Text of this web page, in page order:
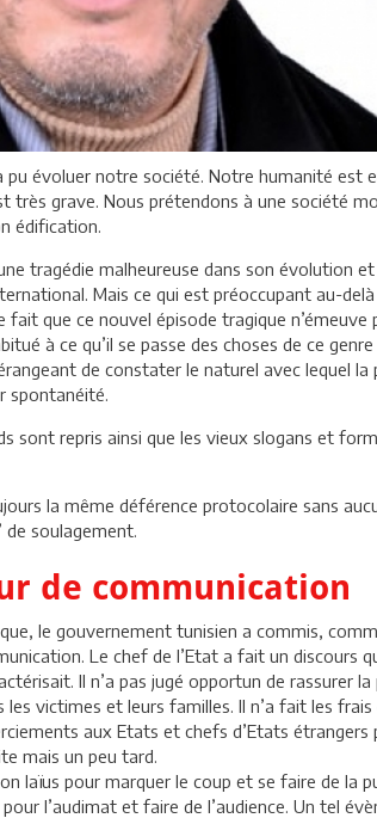
évoluer notre société. Notre humanité est
très grave. Nous prétendons à une société
édification.
tragédie malheureuse dans son évolution
Mais ce qui est préoccupant au-delà
que ce nouvel épisode tragique n’émeuve
à ce qu’il se passe des choses de ce
de constater le naturel avec lequel
spontanéité.
sont repris ainsi que les vieux slogans et
la même déférence protocolaire sans
de soulagement.
de communication
le gouvernement tunisien a commis,
Le chef de l’Etat a fait un discours
Il n’a pas jugé opportun de rassurer
victimes et leurs familles. Il n’a fait les
aux Etats et chefs d’Etats
mais un peu tard.
laïus pour marquer le coup et se faire de la
l’audimat et faire de l’audience. Un tel